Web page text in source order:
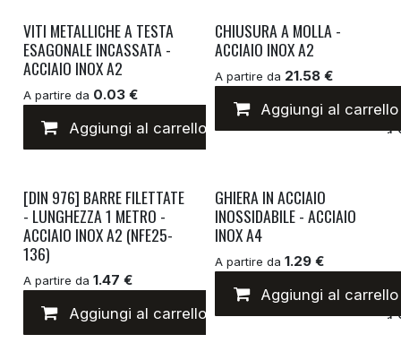
VITI METALLICHE A TESTA
ESAGONALE INCASSATA -
ACCIAIO INOX A2
A partire da 0.03 €
Aggiungi al carrello Aggiungi alla lista
CHIUSURA A MOLLA -
ACCIAIO INOX A2
A partire da 21.58 €
Aggiungi al carrello
[DIN 976] BARRE FILETTATE
- LUNGHEZZA 1 METRO -
ACCIAIO INOX A2 (NFE25-
136)
A partire da 1.47 €
Aggiungi al carrello Aggiungi alla lista
GHIERA IN ACCIAIO
INOSSIDABILE - ACCIAIO
INOX A4
A partire da 1.29 €
Aggiungi al carrello